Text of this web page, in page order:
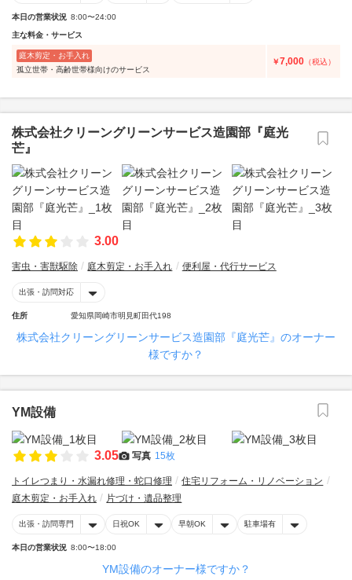
本日の営業状況 8:00〜24:00
主な料金・サービス
庭木剪定・お手入れ
孤立世帯・高齢世帯様向けのサービス
￥7,000 （税込）
株式会社クリーングリーンサービス造園部『庭光
芒』
3.00
害虫・害獣駆除 庭木剪定・お手入れ 便利屋・代行サービス
出張・訪問対応
住所 愛知県岡崎市明見町田代198
株式会社クリーングリーンサービス造園部『庭光芒』のオーナー
様ですか？
YM設備
3.05 写真 15枚
トイレつまり・水漏れ修理・蛇口修理
住宅リフォーム・リノベーション
庭木剪定・お手入れ
片づけ・遺品整理
出張・訪問専門 日祝OK 早朝OK 駐車場有
本日の営業状況 8:00〜18:00
YM設備のオーナー様ですか？